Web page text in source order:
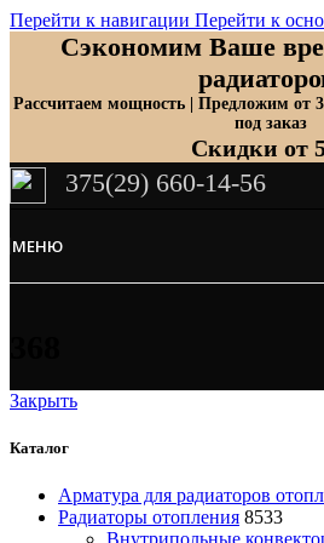
Перейти к навигации Перейти к
Сэкономим Ваше
Рассчитаем мощность | Предложим от
под заказ
Скидки от
375(29) 660-14-56
МЕНЮ
Закрыть
Каталог
Арматура для радиаторов
Радиаторы отопления 8533
Внутрипольные